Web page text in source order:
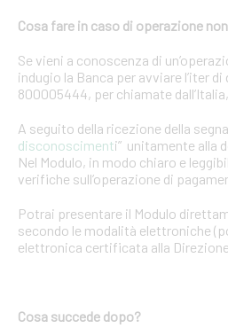
Cosa fare in caso di operazione
Se vieni a conoscenza di
indugio la Banca per avviare l’iter
800005444, per chiamate
A seguito della ricezione della
disconoscimenti” unitamente alla
Nel Modulo, in modo chiaro e
verifiche sull’operazione di
Potrai presentare il Modulo
secondo le modalità elettroniche
elettronica certificata alla
Cosa succede dopo?